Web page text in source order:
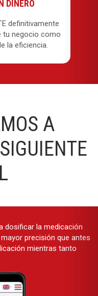
DINERO
definitivamente
tu negocio como
la eficiencia.
A
dosificar la medicación
precisión que antes
mientras tanto